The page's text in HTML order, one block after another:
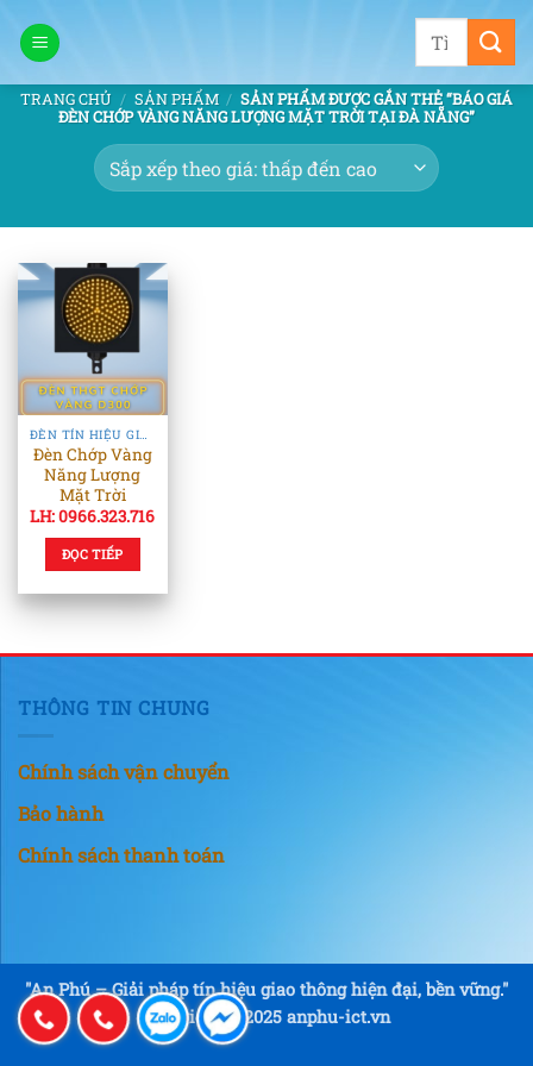
qua
dung
Tìm
TRANG CHỦ / SẢN PHẨM / SẢN PHẨM ĐƯỢC GẮN THẺ “BÁO GIÁ
ĐÈN CHỚP VÀNG NĂNG LƯỢNG MẶT TRỜI TẠI ĐÀ NẴNG”
ĐÈN TÍN HIỆU GIAO THÔNG
Đèn Chớp Vàng
Năng Lượng
Mặt Trời
LH: 0966.323.716
ĐỌC TIẾP
THÔNG TIN CHUNG
Chính sách vận chuyển
Bảo hành
Chính sách thanh toán
"An Phú – Giải pháp tín hiệu giao thông hiện đại, bền vững."
Copyright © 2025 anphu-ict.vn